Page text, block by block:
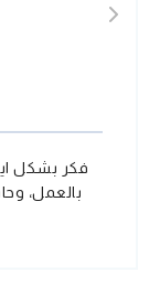
فكر بشكل
بالعمل،